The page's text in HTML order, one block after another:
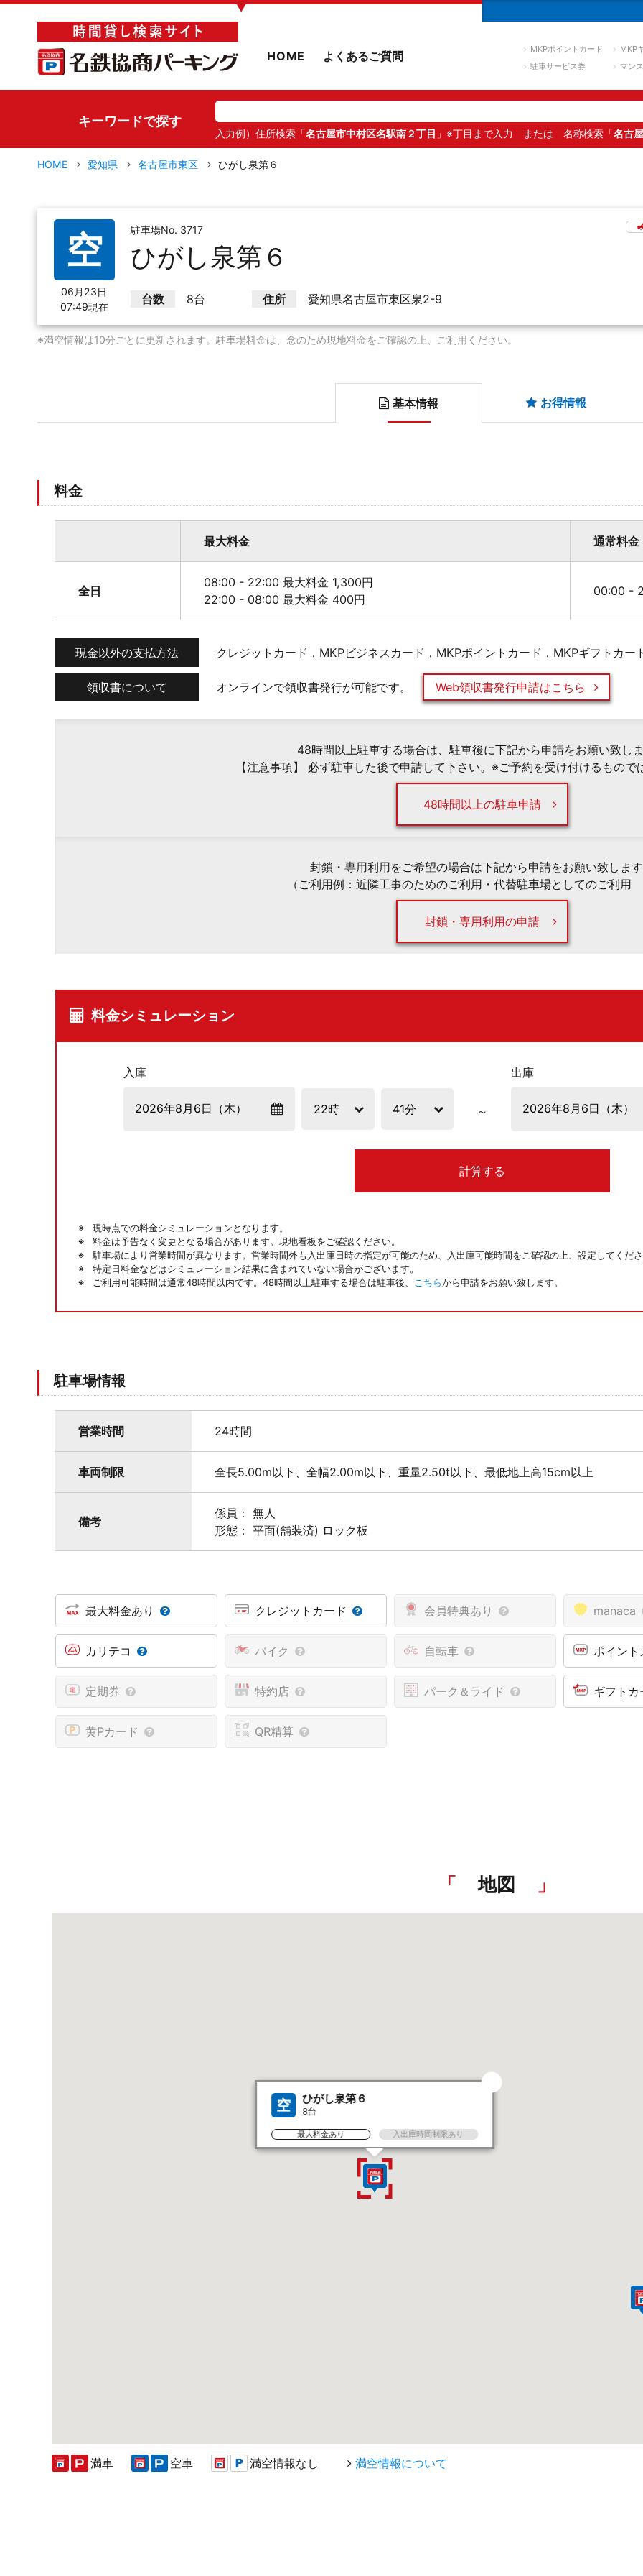
▼
HOME よくあるご質問 MKPポイントカード
MKP
駐車サービス券
マン
キーワードで探す
入力例）住所検索「名古屋市中村区名駅南２丁目 」※丁目まで入力 または 名称検索「名古
HOME 愛知県 名古屋市東区 ひがし泉第６
空
06月23日
07:49現在
駐車場No. 3717
ひがし泉第６
台数 8台 住所 愛知県名古屋市東区泉2-9
※満空情報は10分ごとに更新されます。駐車場料金は、念のため現地料金をご確認の上、ご利用ください。
基本情報 お得情報
料金
最大料金 通常料金
全日
08:00 - 22:00 最大料金 1,300円
22:00 - 08:00 最大料金 400円
00:00 -
現金以外の支払方法 クレジットカード，MKPビジネスカード，MKPポイントカード，MKPギフトカー
領収書について オンラインで領収書発行が可能です。 Web領収書発行申請はこちら
48時間以上駐車する場合は、駐車後に下記から申請をお願い致し
【注意事項】 必ず駐車した後で申請して下さい。※ご予約を受け付けるもので
48時間以上の駐車申請
封鎖・専用利用をご希望の場合は下記から申請をお願い致しま
（ご利用例：近隣工事のためのご利用・代替駐車場としてのご利用
封鎖・専用利用の申請
料金シミュレーション
入庫 出庫
計算する
現時点での料金シミュレーションとなります。
料金は予告なく変更となる場合があります。現地看板をご確認ください。
駐車場により営業時間が異なります。営業時間外も入出庫日時の指定が可能のため、入出庫可能時間をご確認の上、設定してくだ
特定日料金などはシミュレーション結果に含まれていない場合がございます。
ご利用可能時間は通常48時間以内です。48時間以上駐車する場合は駐車後、
こちらから申請をお願い致します。
駐車場情報
営業時間 24時間
車両制限 全長5.00m以下、全幅2.00m以下、重量2.50t以下、最低地上高15cm以上
備考
係員： 無人
形態： 平面(舗装済) ロック板
最大料金あり クレジットカード 会員特典あり manaca
カリテコ バイク 自転車 ポイン
定期券 特約店 パーク＆ライド ギフト
黄Pカード QR精算
地図
空 ひがし泉第６
8台
最大料金あり 入出庫時間制限あり
満車 空車 満空情報なし 満空情報について